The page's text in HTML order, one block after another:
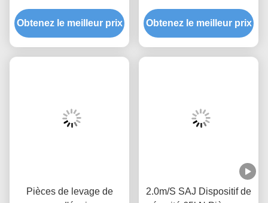
bâtiment/ascenseur de
construction
Obtenez le meilleur prix
suspendue avec alarme
de surcharge pour
assurer un
Obtenez le meilleur prix
Pièces de levage de
2.0m/S SAJ Dispositif de